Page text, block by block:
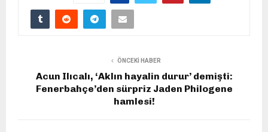
ÖNCEKI HABER
Acun Ilıcalı, ‘Aklın hayalin durur’ demişti:
Fenerbahçe’den sürpriz Jaden Philogene
hamlesi!